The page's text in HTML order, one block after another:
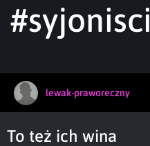
#syjonisci
lewak-praworeczny
To też ich wina